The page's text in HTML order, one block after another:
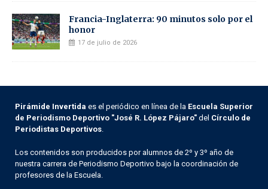
Francia-Inglaterra: 90 minutos solo por el
honor
17 de julio de 2026
Pirámide Invertida es el periódico en línea de la Escuela Superior
de Periodismo Deportivo "José R. López Pájaro" del Círculo de
Periodistas Deportivos
Los contenidos son producidos por alumnos de 2º y 3º año de
nuestra carrera de Periodismo Deportivo bajo la coordinación de
profesores de la Escuela.